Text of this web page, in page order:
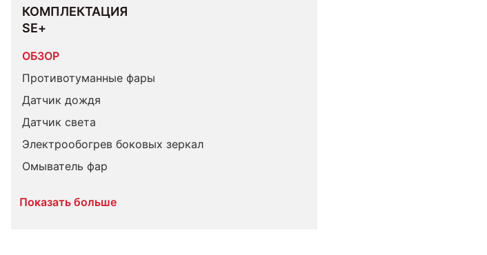
КОМПЛЕКТАЦИЯ
SE+
ОБЗОР
Противотуманные фары
Датчик дождя
Датчик света
Электрообогрев боковых зеркал
Омыватель фар
Показать больше